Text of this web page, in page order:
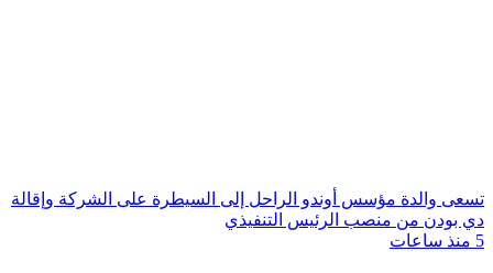
تسعى والدة مؤسس أوندو الراحل إلى السيطرة على الشركة وإقالة
دي بودن من منصب الرئيس التنفيذي
5 منذ ساعات